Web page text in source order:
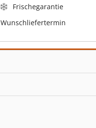
Frischegarantie
Wunschliefertermin